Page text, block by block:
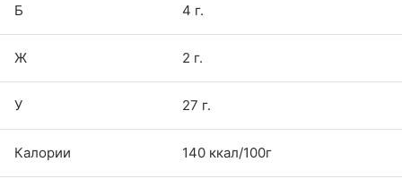
Б 4 г.
Ж 2 г.
У 27 г.
Калории 140 ккал/100г